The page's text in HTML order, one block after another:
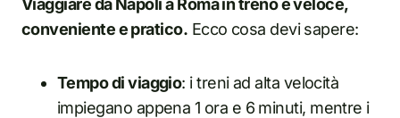
Viaggiare da Napoli a Roma in treno è veloce,
conveniente e pratico. Ecco cosa devi sapere:
Tempo di viaggio: i treni ad alta velocità
impiegano appena 1 ora e 6 minuti, mentre i